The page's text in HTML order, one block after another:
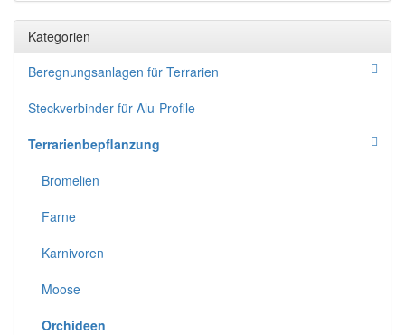
Kategorien
Beregnungsanlagen für Terrarien
Steckverbinder für Alu-Profile
Terrarienbepflanzung
Bromelien
Farne
Karnivoren
Moose
Orchideen